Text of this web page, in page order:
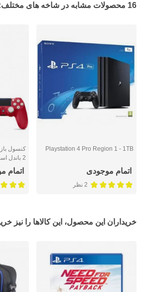
16 محصولات مشابه در شاخه های مختلف:
Playstation 4 Pro Region 1 - 1TB
اتمام موجودی
2 نظر
(فاقد بازی)
اتمام
خریداران این محصول، این کالاها را نیز